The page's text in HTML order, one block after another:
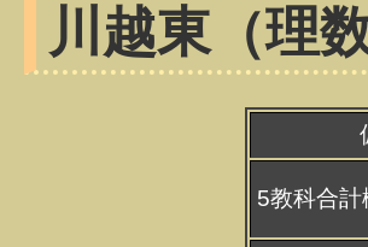
川越東（理数
5教科合